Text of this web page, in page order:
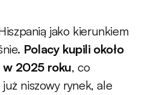
jako kierunkiem
Polacy kupili około
2025 roku, co
niszowy rynek, ale